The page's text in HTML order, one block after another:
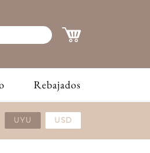
Rebajados
UYU USD